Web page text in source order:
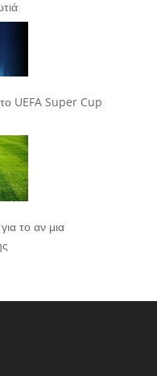
UEFA Super Cup
το αν μια